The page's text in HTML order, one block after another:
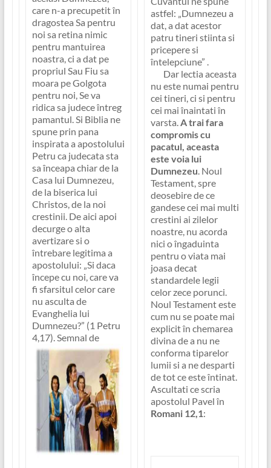
care n-a precupetit în
dragostea Sa pentru
noi sa retina nimic
pentru mantuirea
noastra, ci a dat pe
propriul Sau Fiu sa
moara pe Golgota
pentru noi, Se va
ridica sa judece întreg
pamantul. Si Biblia ne
spune prin pana
inspirata a apostolului
Petru ca judecata sta
sa înceapa chiar de la
Casa lui Dumnezeu,
de la biserica lui
Christos, de la noi
crestinii. De aici apoi
decurge o alta
avertizare si o
întrebare legitima a
apostolului: „Si daca
începe cu noi, care va
fi sfarsitul celor care
nu asculta de
Evanghelia lui
Dumnezeu?” (1 Petru
4,17).Semnal de
astfel: „Dumnezeu a
dat, a dat acestor
patru tineri stiinta si
pricepere si
întelepciune” .
Dar lectia aceasta
nu este numai pentru
cei tineri, ci si pentru
cei mai înaintati în
varsta.A trai fara
compromis cu
pacatul, aceasta
este voia lui
Dumnezeu. Noul
Testament, spre
deosebire de ce
gandese cei mai multi
crestini ai zilelor
noastre, nu acorda
nici o îngaduinta
pentru o viata mai
joasa decat
standardele legii
celor zece porunci.
Noul Testament este
cum nu se poate mai
explicit în chemarea
divina de a nu ne
conforma tiparelor
lumii si a ne desparti
de tot ce este întinat.
Ascultati ce scria
apostolul Pavel în
Romani 12,1: